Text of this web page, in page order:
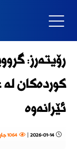
رۆیتەرز:
کوردەكان
ئێرانەوە
2026-01-14
| 1064 جار خوێندراوەتەوە